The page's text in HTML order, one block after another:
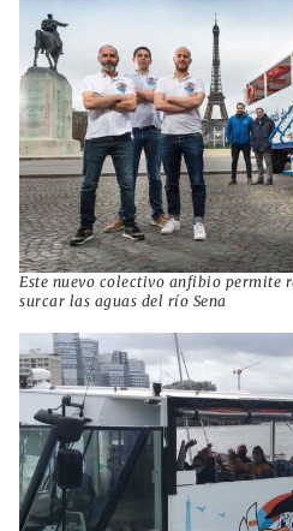
Este nuevo colectivo anfibio permite
surcar las aguas del río Sena